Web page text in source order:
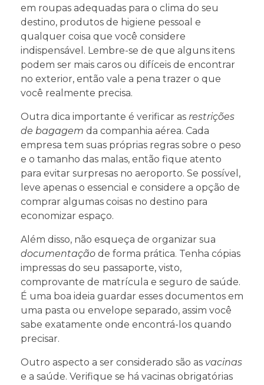
em roupas adequadas para o clima do seu
destino, produtos de higiene pessoal e
qualquer coisa que você considere
indispensável. Lembre-se de que alguns itens
podem ser mais caros ou difíceis de encontrar
no exterior, então vale a pena trazer o que
você realmente precisa.
Outra dica importante é verificar as restrições
de bagagem da companhia aérea. Cada
empresa tem suas próprias regras sobre o peso
e o tamanho das malas, então fique atento
para evitar surpresas no aeroporto. Se possível,
leve apenas o essencial e considere a opção de
comprar algumas coisas no destino para
economizar espaço.
Além disso, não esqueça de organizar sua
documentação de forma prática. Tenha cópias
impressas do seu passaporte, visto,
comprovante de matrícula e seguro de saúde.
É uma boa ideia guardar esses documentos em
uma pasta ou envelope separado, assim você
sabe exatamente onde encontrá-los quando
precisar.
Outro aspecto a ser considerado são as vacinas
e a saúde. Verifique se há vacinas obrigatórias